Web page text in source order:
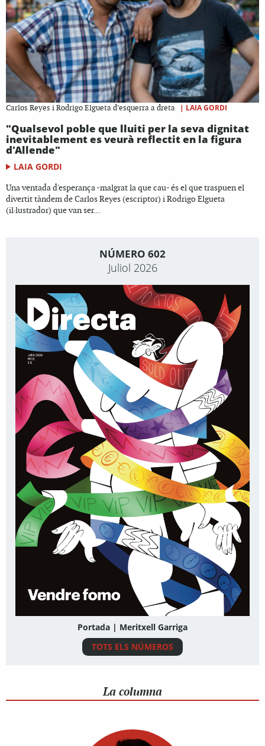
Carlos Reyes i Rodrigo Elgueta d’esquerra a dreta | LAIA GORDI
"Qualsevol poble que lluiti per la seva dignitat
inevitablement es veurà reflectit en la figura
d'Allende"
LAIA GORDI
Una ventada d'esperança -malgrat la que cau- és el que traspuen el
divertit tàndem de Carlos Reyes (escriptor) i Rodrigo Elgueta
(il·lustrador) que van ser...
NÚMERO 602
Juliol 2026
Portada | Meritxell Garriga
TOTS ELS NÚMEROS
La columna